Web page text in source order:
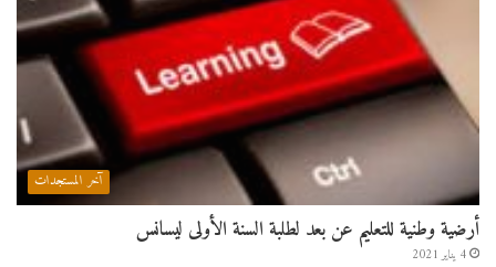
آخر المستجدات
أرضية وطنية للتعليم عن بعد لطلبة السنة الأولى ليسانس
4 يناير 2021